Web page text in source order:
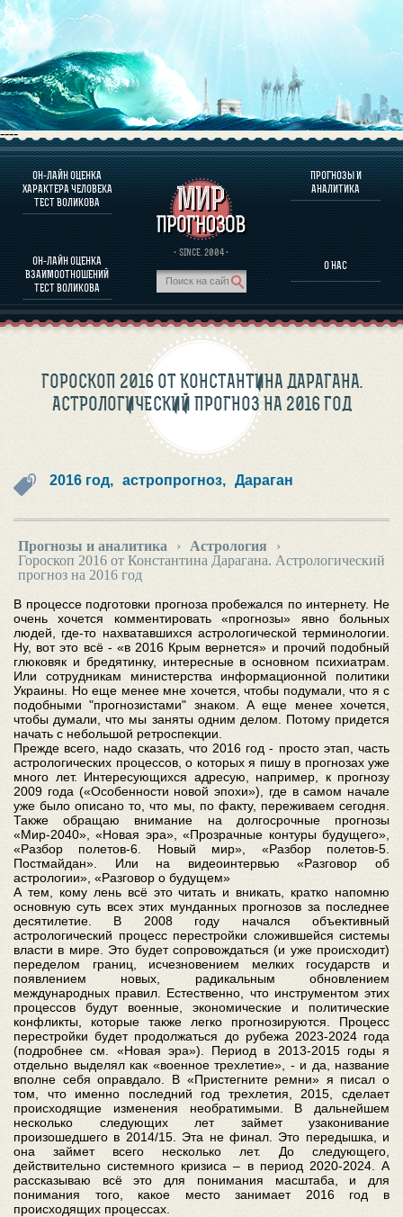
----
ОН-ЛАЙН ОЦЕНКА
ХАРАКТЕРА ЧЕЛОВЕКА
ТЕСТ ВОЛИКОВА
ОН-ЛАЙН ОЦЕНКА
ВЗАИМООТНОШЕНИЙ
ТЕСТ ВОЛИКОВА
· SINCE. 2004 ·
ПРОГНОЗЫ И
АНАЛИТИКА
О НАС
О ПРОГРАММЕ
ОЦЕНКА ХАРАКТЕРA ЧЕЛОВЕКА
ОЦЕНКА ХАРАКТЕРА ВЫДАЮЩИХСЯ ЛИЧНОСТЕЙ
О ПРОГРАММЕ
ПРОГНОЗЫ И АНАЛИТИКА
ГОРОСКОП 2016 ОТ КОНСТАНТИНА ДАРАГАНА.
АСТРОЛОГИЧЕСКИЙ ПРОГНОЗ НА 2016 ГОД
2016 год, астропрогноз, Дараган
Прогнозы и аналитика › Астрология
›
Гороскоп 2016 от Константина Дарагана. Астрологический
прогноз на 2016 год
В процессе подготовки прогноза пробежался по интернету. Не
очень хочется комментировать «прогнозы» явно больных
людей, где-то нахватавшихся астрологической терминологии.
Ну, вот это всё - «в 2016 Крым вернется» и прочий подобный
глюковяк и бредятинку, интересные в основном психиатрам.
Или сотрудникам министерства информационной политики
Украины. Но еще менее мне хочется, чтобы подумали, что я с
подобными "прогнозистами" знаком. А еще менее хочется,
чтобы думали, что мы заняты одним делом. Потому придется
начать с небольшой ретроспекции.
Прежде всего, надо сказать, что 2016 год - просто этап, часть
астрологических процессов, о которых я пишу в прогнозах уже
много лет. Интересующихся адресую, например, к прогнозу
2009 года («Особенности новой эпохи»), где в самом начале
уже было описано то, что мы, по факту, переживаем сегодня.
Также обращаю внимание на долгосрочные прогнозы
«Мир-2040», «Новая эра», «Прозрачные контуры будущего»,
«Разбор полетов-6. Новый мир», «Разбор полетов-5.
Постмайдан». Или на видеоинтервью «Разговор об
астрологии», «Разговор о будущем»
А тем, кому лень всё это читать и вникать, кратко напомню
основную суть всех этих мунданных прогнозов за последнее
десятилетие. В 2008 году начался объективный
астрологический процесс перестройки сложившейся системы
власти в мире. Это будет сопровождаться (и уже происходит)
переделом границ, исчезновением мелких государств и
появлением новых, радикальным обновлением
международных правил. Естественно, что инструментом этих
процессов будут военные, экономические и политические
конфликты, которые также легко прогнозируются. Процесс
перестройки будет продолжаться до рубежа 2023-2024 года
(подробнее см. «Новая эра»). Период в 2013-2015 годы я
отдельно выделял как «военное трехлетие», - и да, название
вполне себя оправдало. В «Пристегните ремни» я писал о
том, что именно последний год трехлетия, 2015, сделает
происходящие изменения необратимыми. В дальнейшем
несколько следующих лет займет узаконивание
произошедшего в 2014/15. Эта не финал. Это передышка, и
она займет всего несколько лет. До следующего,
действительно системного кризиса – в период 2020-2024. А
рассказываю всё это для понимания масштаба, и для
понимания того, какое место занимает 2016 год в
происходящих процессах.